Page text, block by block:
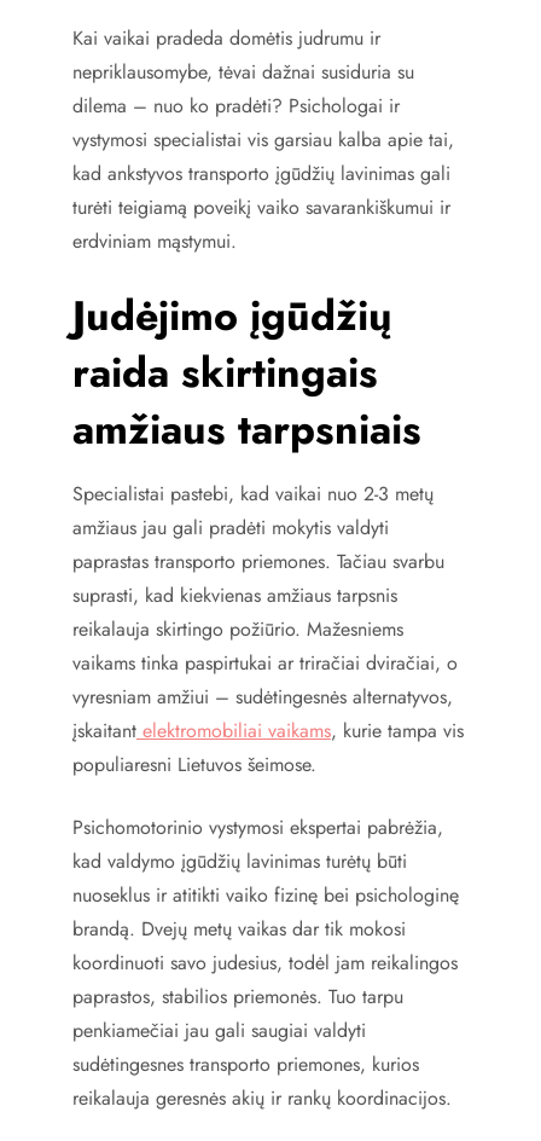
Kai vaikai pradeda domėtis judrumu ir
nepriklausomybe, tėvai dažnai susiduria su
dilema – nuo ko pradėti? Psichologai ir
vystymosi specialistai vis garsiau kalba apie tai,
kad ankstyvos transporto įgūdžių lavinimas gali
turėti teigiamą poveikį vaiko savarankiškumui ir
erdviniam mąstymui.
Judėjimo įgūdžių
raida skirtingais
amžiaus tarpsniais
Specialistai pastebi, kad vaikai nuo 2-3 metų
amžiaus jau gali pradėti mokytis valdyti
paprastas transporto priemones. Tačiau svarbu
suprasti, kad kiekvienas amžiaus tarpsnis
reikalauja skirtingo požiūrio. Mažesniems
vaikams tinka paspirtukai ar triračiai dviračiai, o
vyresniam amžiui – sudėtingesnės alternatyvos,
įskaitant elektromobiliai vaikams, kurie tampa vis
populiaresni Lietuvos šeimose.
Psichomotorinio vystymosi ekspertai pabrėžia,
kad valdymo įgūdžių lavinimas turėtų būti
nuoseklus ir atitikti vaiko fizinę bei psichologinę
brandą. Dvejų metų vaikas dar tik mokosi
koordinuoti savo judesius, todėl jam reikalingos
paprastos, stabilios priemonės. Tuo tarpu
penkiamečiai jau gali saugiai valdyti
sudėtingesnes transporto priemones, kurios
reikalauja geresnės akių ir rankų koordinacijos.